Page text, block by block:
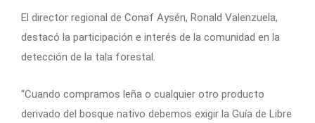
El director regional de Conaf Aysén, Ronald Valenzuela,
destacó la participación e interés de la comunidad en la
detección de la tala forestal.
“Cuando compramos leña o cualquier otro producto
derivado del bosque nativo debemos exigir la Guía de Libre